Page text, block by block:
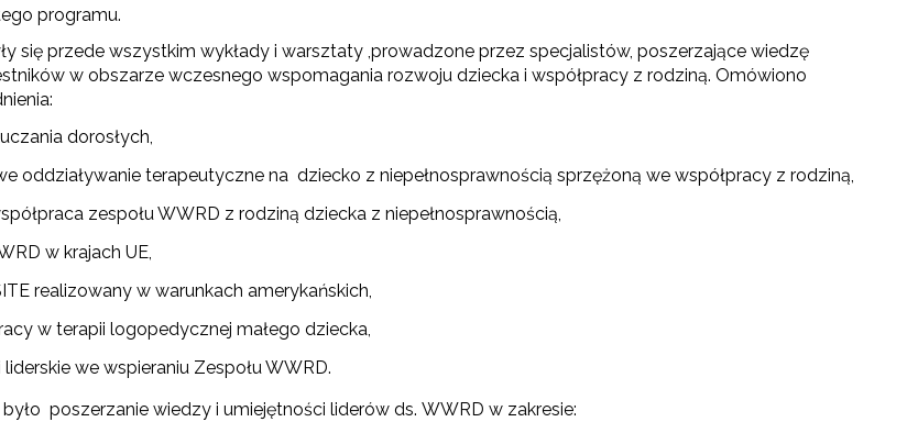
programu.
się przede wszystkim wykłady i warsztaty ,prowadzone przez specjalistów, poszerzające wiedzę
w obszarze wczesnego wspomagania rozwoju dziecka i współpracy z rodziną. Omówiono
dorosłych,
oddziaływanie terapeutyczne na dziecko z niepełnosprawnością sprzężoną we współpracy z rodziną,
zespołu WWRD z rodziną dziecka z niepełnosprawnością,
w krajach UE,
realizowany w warunkach amerykańskich,
w terapii logopedycznej małego dziecka,
we wspieraniu Zespołu WWRD.
poszerzanie wiedzy i umiejętności liderów ds. WWRD w zakresie: